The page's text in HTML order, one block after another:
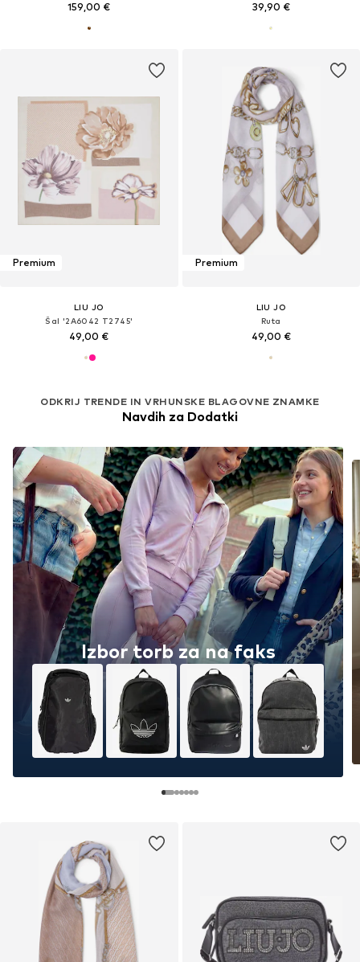
159,00 € 39,90 €
Premium
LIU JO
Šal '2A6042 T2745'
49,00 €
ODKRIJ TRENDE IN VRHUNSKE BLAGOVNE ZNAMKE
Navdih za Dodatki
Izbor torb za na faks
Premium
LIU JO
Ruta
49,00 €